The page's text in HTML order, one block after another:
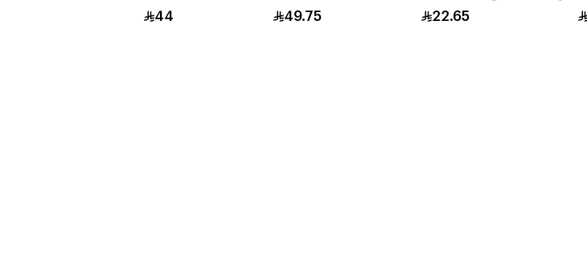
والمنعشة
22.65
49.75
السكر بالليمون
44